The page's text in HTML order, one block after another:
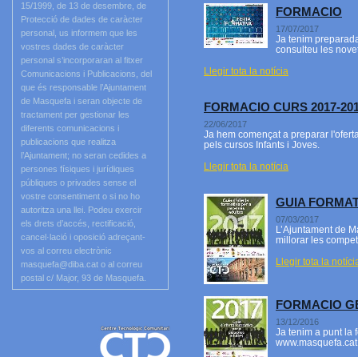
15/1999, de 13 de desembre, de
Protecció de dades de caràcter
personal, us informem que les
vostres dades de caràcter
personal s’incorporaran al fitxer
Comunicacions i Publicacions, del
que és responsable l’Ajuntament
de Masquefa i seran objecte de
tractament per gestionar les
diferents comunicacions i
publicacions que realitza
l’Ajuntament; no seran cedides a
persones físiques i jurídiques
públiques o privades sense el
vostre consentiment o si no ho
autoritza una llei. Podeu exercir
els drets d’accés, rectificació,
cancel·lació i oposició adreçant-
vos al correu electrònic
masquefa@diba.cat o al correu
postal c/ Major, 93 de Masquefa.
FORMACIO
17/07/2017
Ja tenim
consulteu les
Llegir tota la notícia
FORMACIO CURS 2017-
22/06/2017
Ja hem començat a preparar
pels cursos Infants i Joves.
Llegir tota la notícia
GUIA
07/03/2017
L’Ajuntament de
millorar les
Llegir tota la
FORMACIO
13/12/2016
Ja tenim a punt la